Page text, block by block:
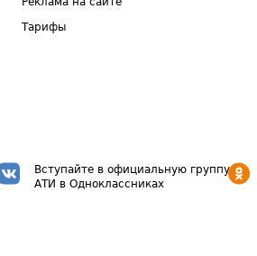
Тарифы
Вступайте в официальную группу
АТИ в Одноклассниках